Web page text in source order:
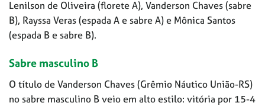
Lenilson de Oliveira (florete A), Vanderson Chaves (sabre
B), Rayssa Veras (espada A e sabre A) e Mônica Santos
(espada B e sabre B).
Sabre masculino B
O título de Vanderson Chaves (Grêmio Náutico União-RS)
no sabre masculino B veio em alto estilo: vitória por 15-4